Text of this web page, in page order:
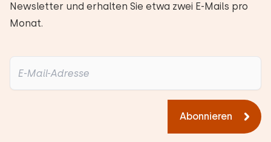
Newsletter und erhalten Sie etwa zwei E-Mails pro
Monat.
Abonnieren